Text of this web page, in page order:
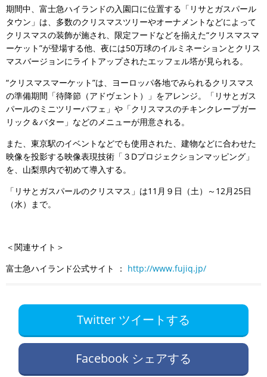
期間中、富士急ハイランドの入園口に位置する「リサとガスパール
タウン」は、多数のクリスマスツリーやオーナメントなどによって
クリスマスの装飾が施され、限定フードなどを揃えた“クリスマスマ
ーケット”が登場する他、夜には50万球のイルミネーションとクリス
マスバージョンにライトアップされたエッフェル塔が見られる。
“クリスマスマーケット”は、ヨーロッパ各地でみられるクリスマス
の準備期間「待降節（アドヴェント）」をアレンジ。「リサとガス
パールのミニツリーパフェ」や「クリスマスのチキンクレープガー
リック＆バター」などのメニューが用意される。
また、東京駅のイベントなどでも使用された、建物などに合わせた
映像を投影する映像表現技術「３Dプロジェクションマッピング」
を、山梨県内で初めて導入する。
「リサとガスパールのクリスマス」は11月９日（土）～12月25日
（水）まで。
＜関連サイト＞
富士急ハイランド公式サイト ： http://www.fujiq.jp/
Twitter ツイートする
Facebook シェアする